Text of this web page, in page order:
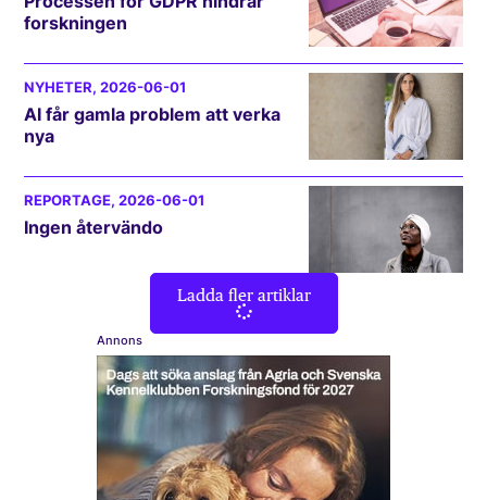
forskningen
NYHETER, 2026-06-01
AI får gamla problem att verka
nya
REPORTAGE, 2026-06-01
Ingen återvändo
Ladda fler artiklar
Annons